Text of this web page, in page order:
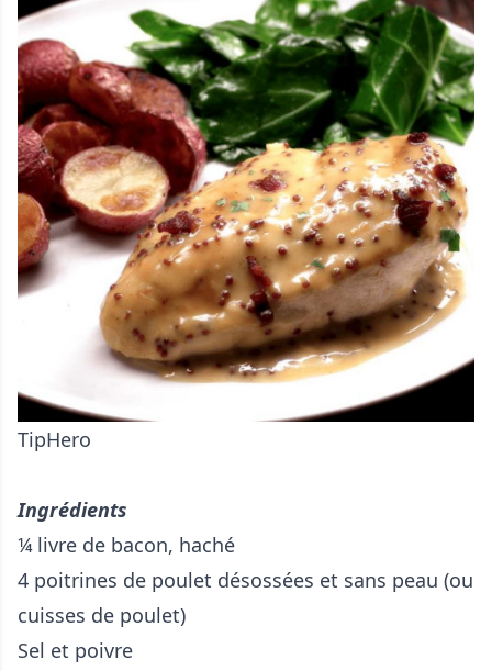
TipHero
Ingrédients
¼ livre de bacon, haché
4 poitrines de poulet désossées et sans peau (ou
cuisses de poulet)
Sel et poivre